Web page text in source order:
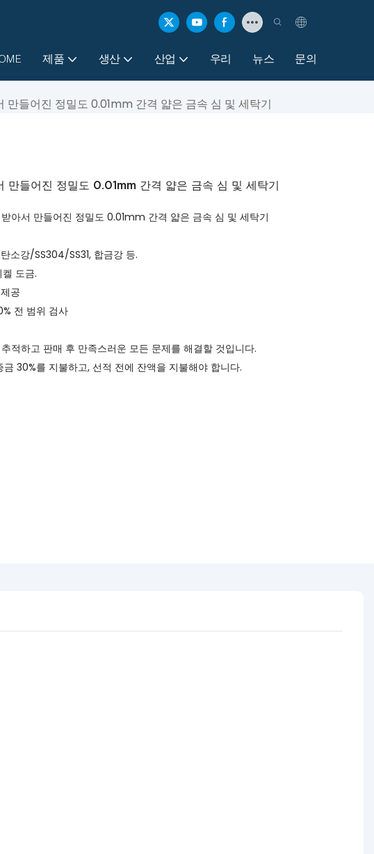
제품 생산 산업 우리 뉴스 문의
만들어진 정밀도 0.01mm 간격 얇은 금속 심 및 세탁기
만들어진 정밀도 0.01mm 간격 얇은 금속 심 및 세탁기
아서 만들어진 정밀도 0.01mm 간격 얇은 금속 심 및 세탁기
소강/SS304/SS31, 합금강 등.
도금.
공
전 범위 검사
적하고 판매 후 만족스러운 모든 문제를 해결할 것입니다.
30%를 지불하고, 선적 전에 잔액을 지불해야 합니다.